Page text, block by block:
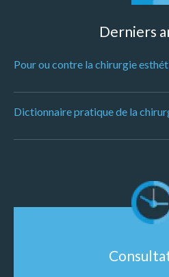
Derniers
Pour ou contre la chirurgie
Dictionnaire pratique de la